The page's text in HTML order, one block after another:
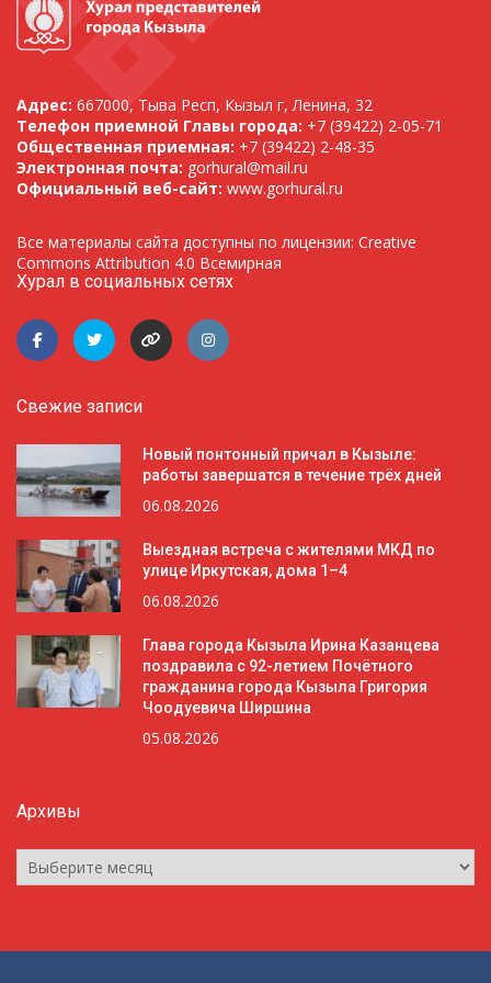
Адрес: 667000, Тыва Респ, Кызыл г, Ленина, 32
Телефон приемной Главы города: +7 (39422) 2-05-71
Общественная приемная: +7 (39422) 2-48-35
Электронная почта: gorhural@mail.ru
Официальный веб-сайт: www.gorhural.ru
Все материалы сайта доступны по лицензии: Creative
Commons Attribution 4.0 Всемирная
Хурал в социальных сетях
Свежие записи
Новый понтонный причал в Кызыле:
работы завершатся в течение трёх дней
06.08.2026
Выездная встреча с жителями МКД по
улице Иркутская, дома 1–4
06.08.2026
Глава города Кызыла Ирина Казанцева
поздравила с 92-летием Почётного
гражданина города Кызыла Григория
Чоодуевича Ширшина
05.08.2026
Архивы
Архивы